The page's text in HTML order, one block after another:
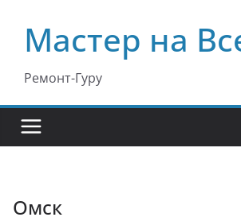
содержимому
Мастер на
Ремонт-Гуру
Омск